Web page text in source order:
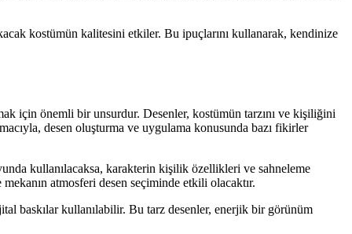
kostümün kalitesini etkiler. Bu ipuçlarını kullanarak, kendinize
için önemli bir unsurdur. Desenler, kostümün tarzını ve kişiliğini
desen oluşturma ve uygulama konusunda bazı fikirler
kullanılacaksa, karakterin kişilik özellikleri ve sahneleme
atmosferi desen seçiminde etkili olacaktır.
baskılar kullanılabilir. Bu tarz desenler, enerjik bir görünüm